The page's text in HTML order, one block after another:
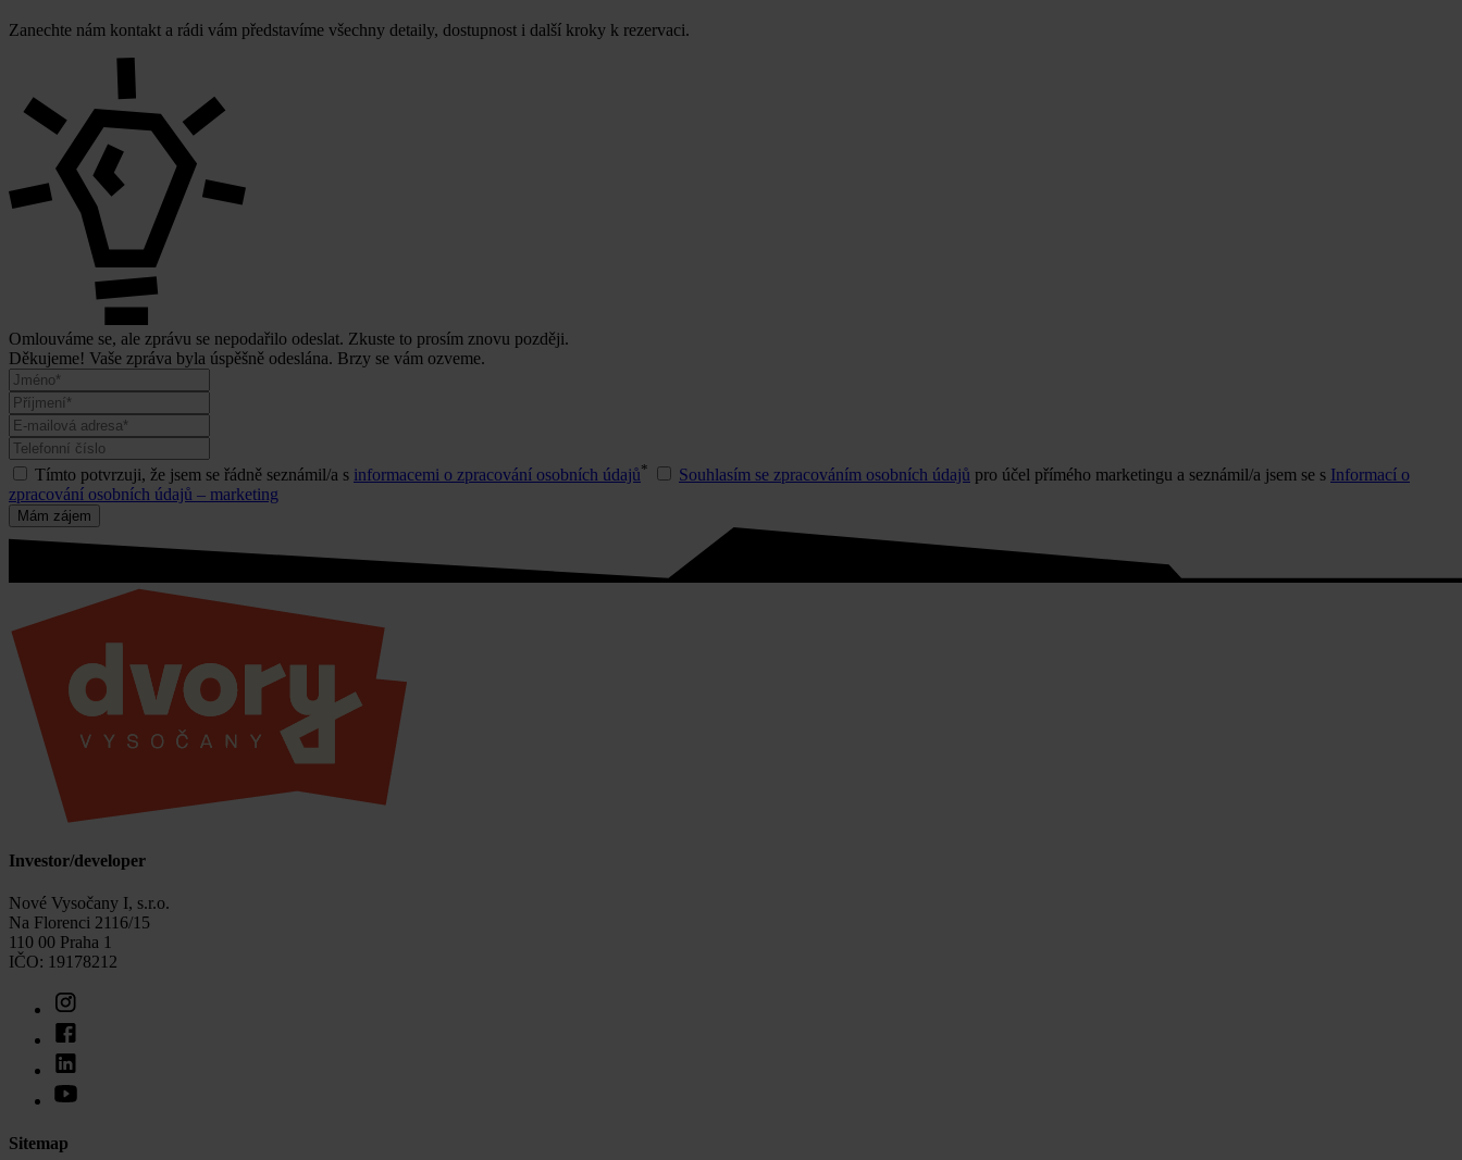
Zanechte nám kontakt a rádi vám představíme všechny detaily, dostupnost i další kroky k rezervaci.
Omlouváme se, ale zprávu se nepodařilo odeslat. Zkuste to prosím znovu později.
Děkujeme! Vaše zpráva byla úspěšně odeslána. Brzy se vám ozveme.
Tímto potvrzuji, že jsem se řádně seznámil/a s informacemi o zpracování osobních údajů* Souhlasím se zpracováním osobních údajů pro účel přímého marketingu a seznámil/a jsem se s Informací o
zpracování osobních údajů – marketing
Mám zájem
Investor/developer
Nové Vysočany I, s.r.o.
Na Florenci 2116/15
110 00 Praha 1
IČO: 19178212
Sitemap